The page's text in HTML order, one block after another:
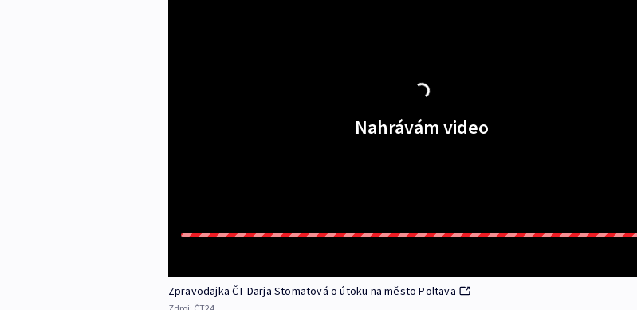
Nahrávám video
Zpravodajka ČT Darja Stomatová o útoku na město Poltava